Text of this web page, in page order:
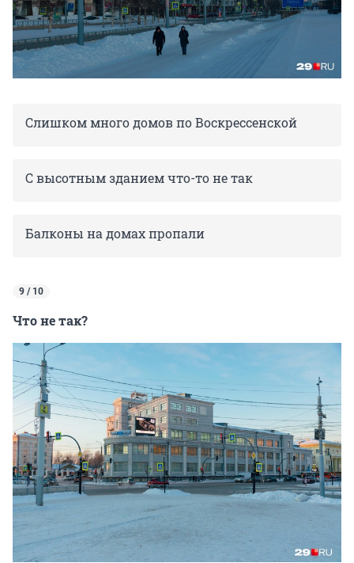
Слишком много домов по Воскрессенской
С высотным зданием что-то не так
Балконы на домах пропали
9 / 10
Что не так?